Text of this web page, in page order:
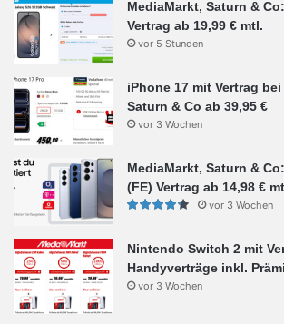
MediaMarkt, Saturn &
Vertrag ab 19,99 € mtl.
vor 5 Stunden
iPhone 17 mit Vertrag
Saturn & Co ab 39,95 €
vor 3 Wochen
MediaMarkt, Saturn &
(FE) Vertrag ab 14,98 €
vor 3 Wochen
Nintendo Switch 2 mit
Handyverträge inkl.
vor 3 Wochen